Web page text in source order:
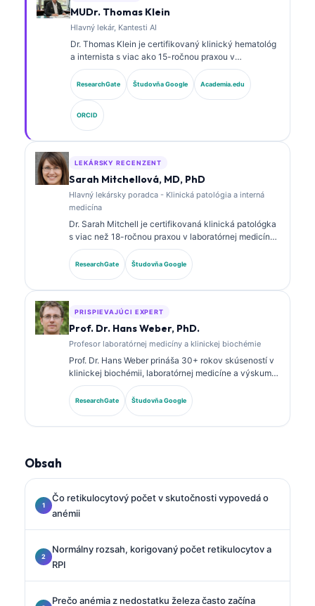
MUDr. Thomas Klein
Hlavný lekár, Kantesti AI
Dr. Thomas Klein je certifikovaný klinický hematológ
a internista s viac ako 15-ročnou praxou v
laboratórnej medicíne a analýze klinických údajov s
podporou AI. Ako hlavný lekársky riaditeľ v
spoločnosti Kantesti AI poskytuje klinický dohľad nad
medicínskou presnosťou proprietárnej neurónovej
siete. Dr. Klein publikoval rozsiahle práce o
interpretácii biomarkerov a laboratórnej diagnostike v
oblasti laboratórnej medicíny.
ResearchGate Študovňa Google Academia.edu
ORCID
LEKÁRSKY RECENZENT
Sarah Mitchellová, MD, PhD
Hlavný lekársky poradca - Klinická patológia a interná
medicína
Dr. Sarah Mitchell je certifikovaná klinická patológka
s viac než 18-ročnou praxou v laboratórnej medicíne
a diagnostickej analýze. Má špecializované
certifikácie v klinickej biochémii a rozsiahle
publikovala o paneloch biomarkerov a laboratórnej
ResearchGate Študovňa Google
PRISPIEVAJÚCI EXPERT
Prof. Dr. Hans Weber, PhD.
Profesor laboratórnej medicíny a klinickej biochémie
Prof. Dr. Hans Weber prináša 30+ rokov skúseností v
klinickej biochémii, laboratórnej medicíne a výskume
biomarkerov. Bývalý prezident Nemeckej spoločnosti
pre klinickú biochémiu, špecializuje sa na analýzu
diagnostických panelov, štandardizáciu biomarkerov
ResearchGate Študovňa Google
Obsah
Čo retikulocytový počet v skutočnosti vypovedá o
anémii
Normálny rozsah, korigovaný počet retikulocytov a
RPI
Prečo anémia z nedostatku železa často začína